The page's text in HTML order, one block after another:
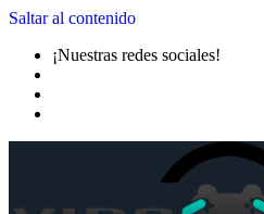
Saltar al contenido
¡Nuestras redes sociales!